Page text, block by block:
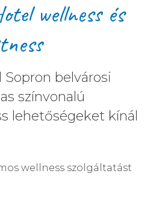
wellness és
belvárosi
színvonalú
lehetőségeket kínál
wellness szolgáltatást